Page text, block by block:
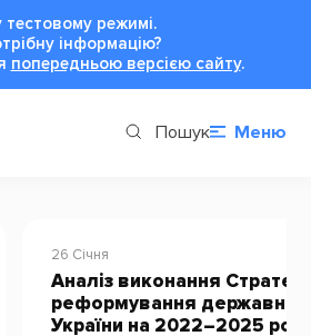
режимі.
інформацію?
попередньою версією сайту.
Пошук Меню
Стратегії
державного управління
роки